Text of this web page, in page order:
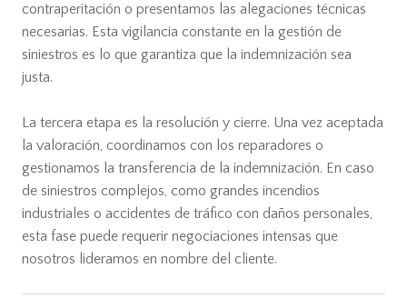
contraperitación o presentamos las alegaciones técnicas
necesarias. Esta vigilancia constante en la gestión de
siniestros es lo que garantiza que la indemnización sea
justa.
La tercera etapa es la resolución y cierre. Una vez aceptada
la valoración, coordinamos con los reparadores o
gestionamos la transferencia de la indemnización. En caso
de siniestros complejos, como grandes incendios
industriales o accidentes de tráfico con daños personales,
esta fase puede requerir negociaciones intensas que
nosotros lideramos en nombre del cliente.